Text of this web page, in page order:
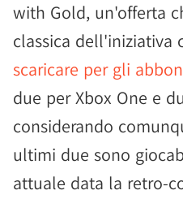
with Gold, un'offerta
classica dell'iniziativa
scaricare per gli
due per Xbox One e
considerando
ultimi due sono
attuale data la retro-